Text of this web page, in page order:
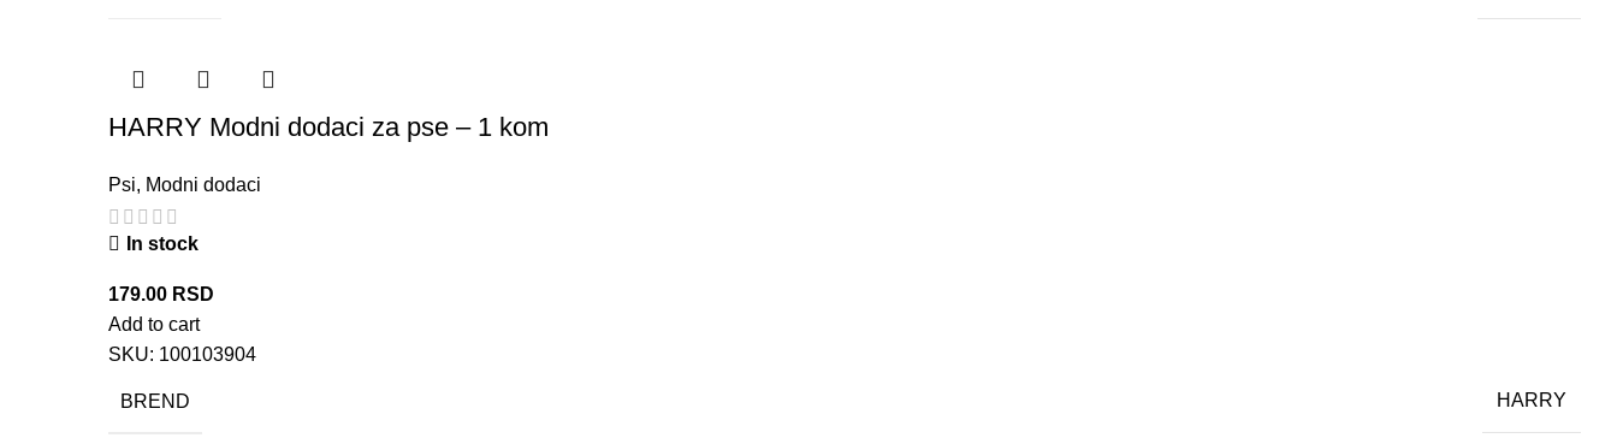
HARRY Modni dodaci za pse – 1 kom
Psi, Modni dodaci
In stock
179.00 RSD
Add to cart
SKU: 100103904
BREND HARRY